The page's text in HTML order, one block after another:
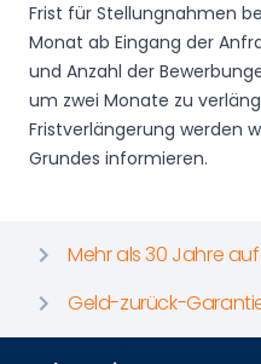
Frist für Stellungnahmen
Monat ab Eingang der
und Anzahl der
um zwei Monate zu
Fristverlängerung werden
Grundes informieren.
Mehr als 30 Jahre
Geld-zurück-